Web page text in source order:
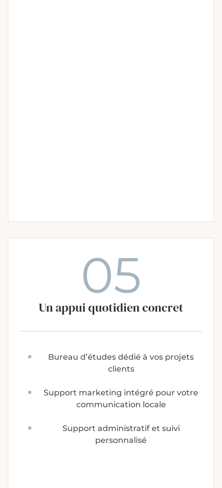
05
Un appui quotidien concret
Bureau d’études dédié à vos projets
clients
Support marketing intégré pour votre
communication locale
Support administratif et suivi
personnalisé